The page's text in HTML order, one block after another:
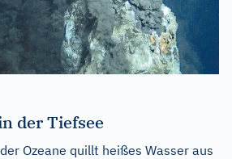
der Tiefsee
Ozeane quillt heißes Wasser aus